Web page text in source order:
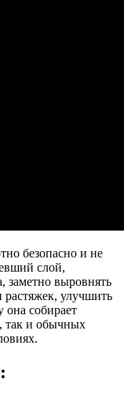
безопасно и не
слой,
заметно выровнять
улучшить
собирает
так и обычных